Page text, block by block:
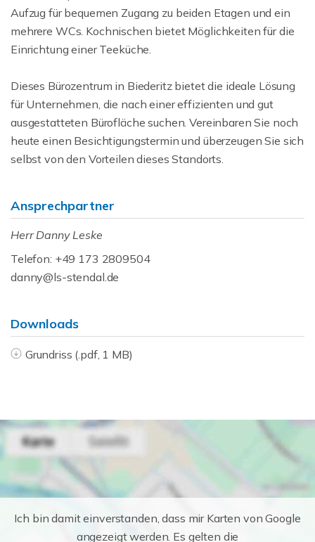
Aufzug für bequemen Zugang zu beiden Etagen und ein
mehrere WCs. Kochnischen bietet Möglichkeiten für die
Einrichtung einer Teeküche.
Dieses Bürozentrum in Biederitz bietet die ideale Lösung
für Unternehmen, die nach einer effizienten und gut
ausgestatteten Bürofläche suchen. Vereinbaren Sie noch
heute einen Besichtigungstermin und überzeugen Sie sich
selbst von den Vorteilen dieses Standorts.
Ansprechpartner
Herr Danny Leske
Telefon: +49 173 2809504
danny@ls-stendal.de
Downloads
Grundriss (.pdf, 1 MB)
Ich bin damit einverstanden, dass mir Karten von Google
angezeigt werden. Es gelten die